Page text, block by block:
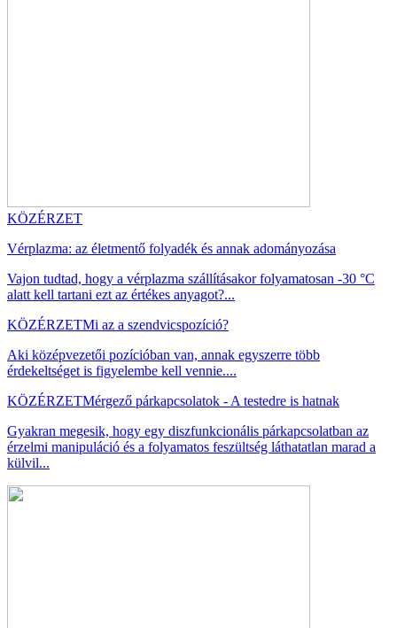
KÖZÉRZET
Vérplazma: az életmentő folyadék és annak adományozása
Vajon tudtad, hogy a vérplazma szállításakor folyamatosan -30 °C
alatt kell tartani ezt az értékes anyagot?...
KÖZÉRZETMi az a szendvicspozíció?
Aki középvezetői pozícióban van, annak egyszerre több
érdekeltséget is figyelembe kell vennie....
KÖZÉRZETMérgező párkapcsolatok - A testedre is hatnak
Gyakran megesik, hogy egy diszfunkcionális párkapcsolatban az
érzelmi manipuláció és a folyamatos feszültség láthatatlan marad a
külvil...